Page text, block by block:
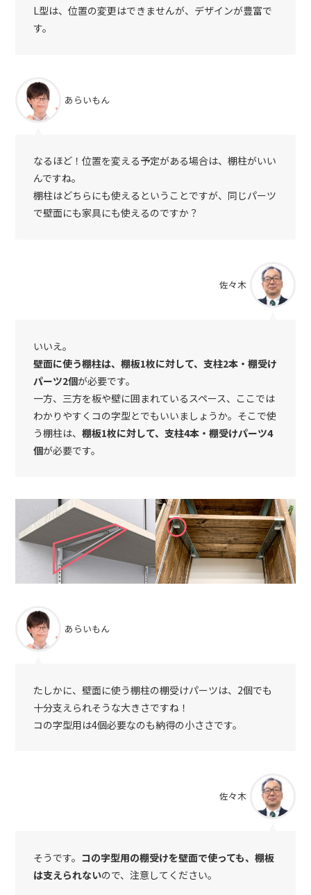
L型は、位置の変更はできませんが、デザインが豊富で
す。
あらいもん
なるほど！位置を変える予定がある場合は、棚柱がいい
んですね。
棚柱はどちらにも使えるということですが、同じパーツ
で壁面にも家具にも使えるのですか？
佐々木
いいえ。
壁面に使う棚柱は、棚板1枚に対して、支柱2本・棚受け
パーツ2個が必要です。
一方、三方を板や壁に囲まれているスペース、ここでは
わかりやすくコの字型とでもいいましょうか。そこで使
う棚柱は、 棚板1枚に対して、支柱4本・棚受けパーツ4
個が必要です。
あらいもん
たしかに、壁面に使う棚柱の棚受けパーツは、2個でも
十分支えられそうな大きさですね！
コの字型用は4個必要なのも納得の小ささです。
佐々木
そうです。 コの字型用の棚受けを壁面で使っても、棚板
は支えられないので、注意してください。